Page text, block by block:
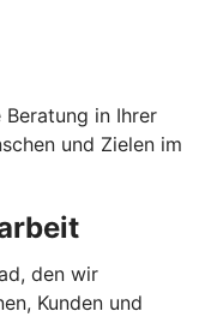
in Ihrer
und Zielen im
den wir
Kunden und